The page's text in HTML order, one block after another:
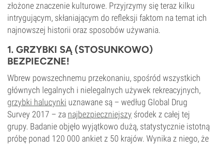
złożone znaczenie kulturowe. Przyjrzymy się teraz kilku
intrygującym, skłaniającym do refleksji faktom na temat ich
najnowszej historii oraz sposobów używania.
1. GRZYBKI SĄ (STOSUNKOWO)
BEZPIECZNE!
Wbrew powszechnemu przekonaniu, spośród wszystkich
głównych legalnych i nielegalnych używek rekreacyjnych,
grzybki halucynki uznawane są – według Global Drug
Survey 2017 – za najbezpieczniejszy środek z całej tej
grupy. Badanie objęło wyjątkowo dużą, statystycznie istotną
próbę ponad 120 000 ankiet z 50 krajów. Wynika z niego, że